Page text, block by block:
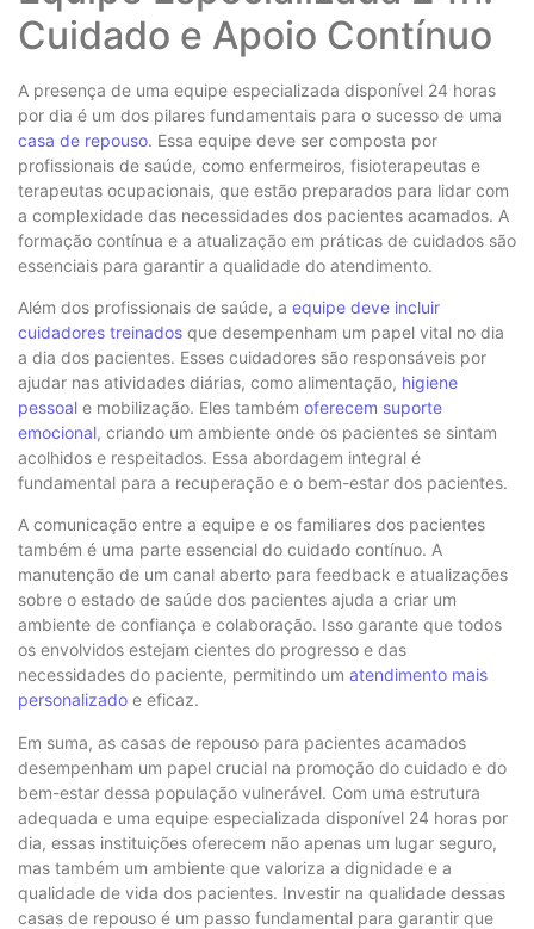
Cuidado e Apoio Contínuo
A presença de uma equipe especializada disponível 24 horas
por dia é um dos pilares fundamentais para o sucesso de uma
casa de repouso. Essa equipe deve ser composta por
profissionais de saúde, como enfermeiros, fisioterapeutas e
terapeutas ocupacionais, que estão preparados para lidar com
a complexidade das necessidades dos pacientes acamados. A
formação contínua e a atualização em práticas de cuidados são
essenciais para garantir a qualidade do atendimento.
Além dos profissionais de saúde, a equipe deve incluir
cuidadores treinados que desempenham um papel vital no dia
a dia dos pacientes. Esses cuidadores são responsáveis por
ajudar nas atividades diárias, como alimentação, higiene
pessoal e mobilização. Eles também oferecem suporte
emocional, criando um ambiente onde os pacientes se sintam
acolhidos e respeitados. Essa abordagem integral é
fundamental para a recuperação e o bem-estar dos pacientes.
A comunicação entre a equipe e os familiares dos pacientes
também é uma parte essencial do cuidado contínuo. A
manutenção de um canal aberto para feedback e atualizações
sobre o estado de saúde dos pacientes ajuda a criar um
ambiente de confiança e colaboração. Isso garante que todos
os envolvidos estejam cientes do progresso e das
necessidades do paciente, permitindo um atendimento mais
personalizado e eficaz.
Em suma, as casas de repouso para pacientes acamados
desempenham um papel crucial na promoção do cuidado e do
bem-estar dessa população vulnerável. Com uma estrutura
adequada e uma equipe especializada disponível 24 horas por
dia, essas instituições oferecem não apenas um lugar seguro,
mas também um ambiente que valoriza a dignidade e a
qualidade de vida dos pacientes. Investir na qualidade dessas
casas de repouso é um passo fundamental para garantir que